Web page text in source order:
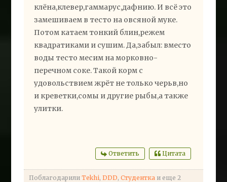
клёна,клевер,гаммарус,дафнию. И всё это
замешиваем в тесто на овсяной муке.
Потом катаем тонкий блин,режем
квадратиками и сушим. Да,забыл: вместо
воды тесто месим на морковно-
перечном соке. Такой корм с
удовольствием жрёт не только черьв,но
и креветки,сомы и другие рыбы,а также
улитки.
Ответить Цитата
ПоблагодарилиTekhi,DDD,Студентка и еще 2